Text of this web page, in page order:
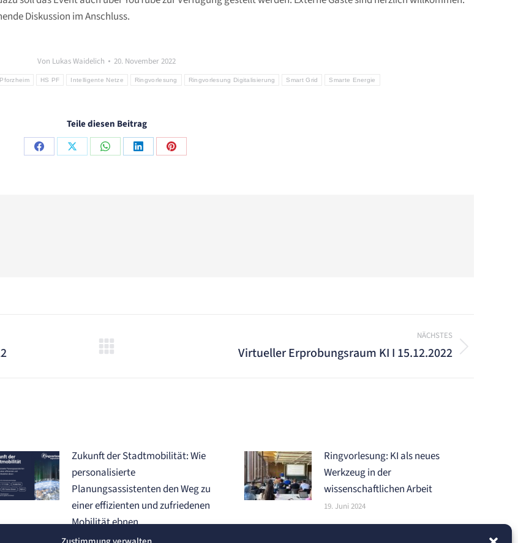
Diskussion im Anschluss.
Von Lukas Waidelich
20. November 2022
HS PF Intelligente Netze Ringvorlesung Ringvorlesung Digitalisierung Smart Grid Smarte Energie
Teile diesen Beitrag
Share
Share
Share
Share
Share
NÄCHSTES
Virtueller Erprobungsraum KI I 15.12.2022
Zukunft der Stadtmobilität: Wie
personalisierte
Planungsassistenten den Weg zu
einer effizienten und zufriedenen
Mobilität ebnen
19. Juni 2024
Ringvorlesung: KI als neues
Werkzeug in der
wissenschaftlichen Arbeit
19. Juni 2024